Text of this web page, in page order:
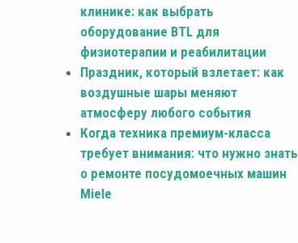
клинике: как выбрать
оборудование BTL для
физиотерапии и реабилитации
Праздник, который взлетает: как
воздушные шары меняют
атмосферу любого события
Когда техника премиум-класса
требует внимания: что нужно знать
о ремонте посудомоечных машин
Miele